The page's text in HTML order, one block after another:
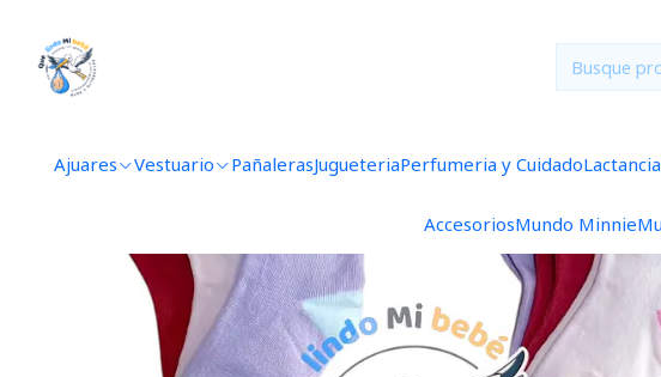
Ajuares Vestuario PañalerasJugueteriaPerfumeria y Cuidado
AccesoriosMundo Minnie